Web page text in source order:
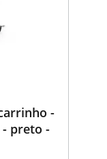
-
- preto -